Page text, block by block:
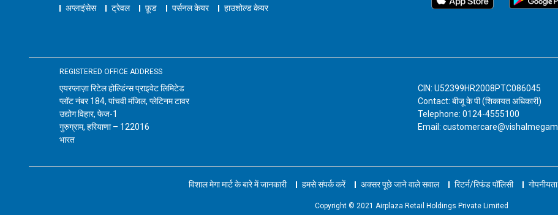
अप्लाइंसेस
ट्रेवल फ़ूड पर्सनल केयर हाउशोल्ड केयर
REGISTERED OFFICE ADDRESS
एयरप्लाज़ा रिटेल होल्डिंग्स प्राइवेट लिमिटेड
प्लॉट नंबर 184, पांचवी मंजिल, प्लेटिनम टावर
उद्योग विहार, फेज-1
गुरुग्राम, हरियाणा – 122016
भारत
CIN: U52399HR2008PTC086045
Contact: बीजू के पी (शिकायत अधिकारी)
Telephone: 0124-4555100
Email:
विशाल मेगा मार्ट के बारे में जानकारी हमसे संपर्क करें अक्सर पूछे जाने वाले सवाल रिटर्न/रिफंड पॉलिसी
Copyright © 2021 Airplaza Retail Holdings Private Limited